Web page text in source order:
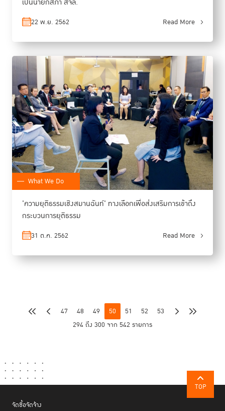
เป็นนายกสภา สจล.
22 พ.ย. 2562 Read More
What We Do
'ความยุติธรรมเชิงสมานฉันท์' ทางเลือกเพื่อส่งเสริมการเข้าถึง
กระบวนการยุติธรรม
31 ต.ค. 2562 Read More
47 48 49 50 51 52
53
294 ถึง 300 จาก 542 รายการ
TOP
จัดซื้อจัดจ้าง